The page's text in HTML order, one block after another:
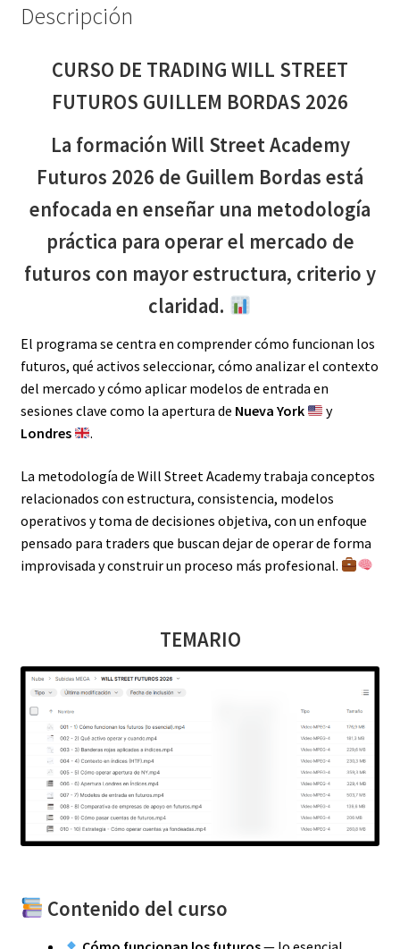
Descripción
CURSO DE TRADING WILL STREET
FUTUROS GUILLEM BORDAS 2026
La formación Will Street Academy
Futuros 2026 de Guillem Bordas está
enfocada en enseñar una metodología
práctica para operar el mercado de
futuros con mayor estructura, criterio y
claridad.
El programa se centra en comprender cómo funcionan los
futuros, qué activos seleccionar, cómo analizar el contexto
del mercado y cómo aplicar modelos de entrada en
sesiones clave como la apertura de Nueva York
y
Londres
.
La metodología de Will Street Academy trabaja conceptos
relacionados con estructura, consistencia, modelos
operativos y toma de decisiones objetiva, con un enfoque
pensado para traders que buscan dejar de operar de forma
improvisada y construir un proceso más profesional.
TEMARIO
Contenido del curso